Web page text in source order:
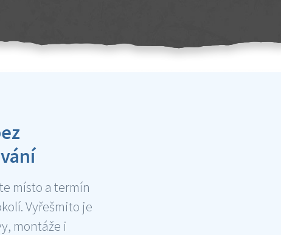
místo a termín
Vyřešmito je
montáže i